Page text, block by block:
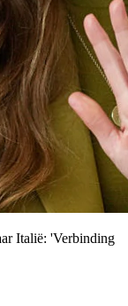
Italië: 'Verbinding